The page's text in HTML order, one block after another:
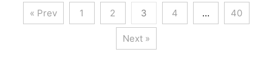
« Prev 1 2 3 4 … 40
Next »